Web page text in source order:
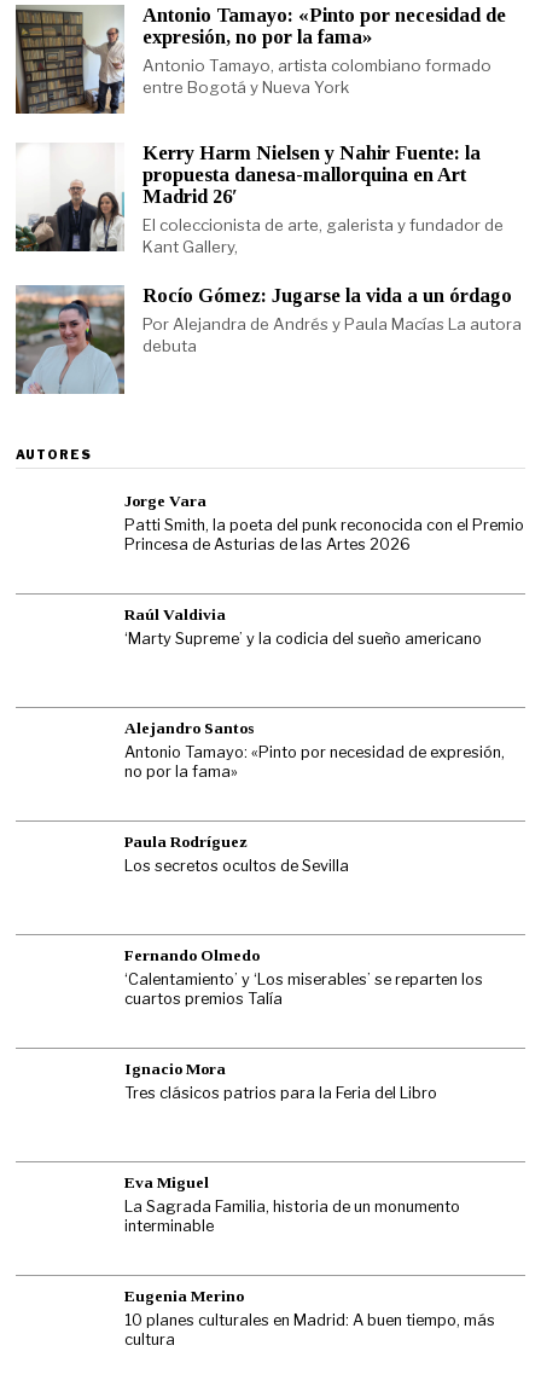
Antonio Tamayo: «Pinto por necesidad de
expresión, no por la fama»
Antonio Tamayo, artista colombiano formado
entre Bogotá y Nueva York
Kerry Harm Nielsen y Nahir Fuente: la
propuesta danesa-mallorquina en Art
Madrid 26′
El coleccionista de arte, galerista y fundador de
Kant Gallery,
Rocío Gómez: Jugarse la vida a un órdago
Por Alejandra de Andrés y Paula Macías La autora
debuta
AUTORES
Jorge Vara
Patti Smith, la poeta del punk reconocida con el Premio
Princesa de Asturias de las Artes 2026
Raúl Valdivia
‘Marty Supreme’ y la codicia del sueño americano
Alejandro Santos
Antonio Tamayo: «Pinto por necesidad de expresión,
no por la fama»
Paula Rodríguez
Los secretos ocultos de Sevilla
Fernando Olmedo
‘Calentamiento’ y ‘Los miserables’ se reparten los
cuartos premios Talía
Ignacio Mora
Tres clásicos patrios para la Feria del Libro
Eva Miguel
La Sagrada Familia, historia de un monumento
interminable
Eugenia Merino
10 planes culturales en Madrid: A buen tiempo, más
cultura